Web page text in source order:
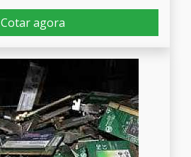
Cotar agora